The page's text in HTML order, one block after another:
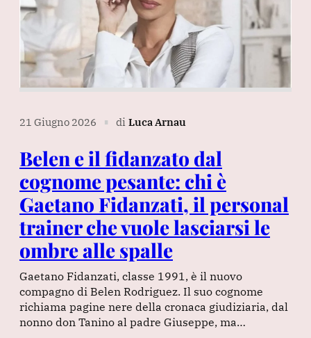
21 Giugno 2026 ∎ di Luca Arnau
Belen e il fidanzato dal
cognome pesante: chi è
Gaetano Fidanzati, il personal
trainer che vuole lasciarsi le
ombre alle spalle
Gaetano Fidanzati, classe 1991, è il nuovo
compagno di Belen Rodriguez. Il suo cognome
richiama pagine nere della cronaca giudiziaria, dal
nonno don Tanino al padre Giuseppe, ma…